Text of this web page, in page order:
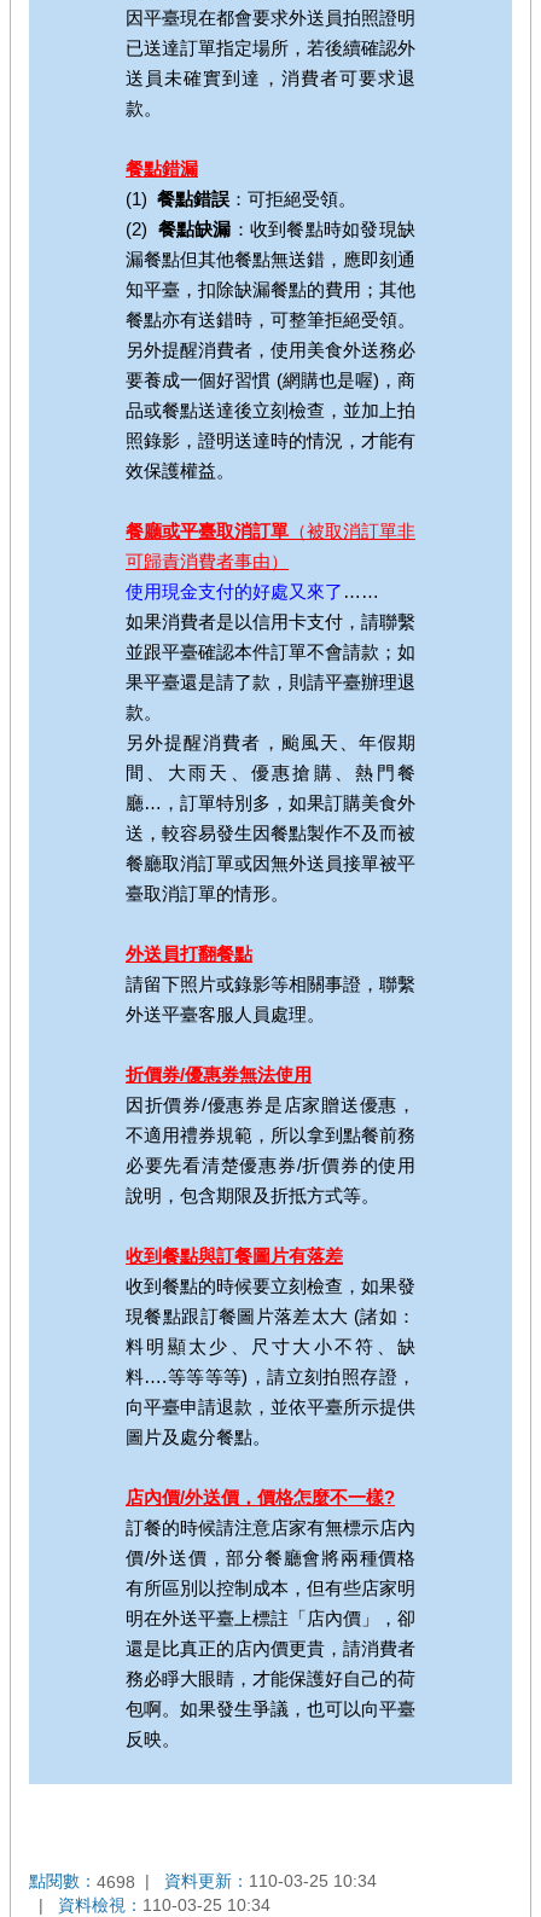
因平臺現在都會要求外送員拍照證明
已送達訂單指定場所，若後續確認外
送員未確實到達，消費者可要求退
款。
餐點錯漏
(1) 餐點錯誤 ：可拒絕受領。
(2) 餐點缺漏 ：收到餐點時如發現缺
漏餐點但其他餐點無送錯，應即刻通
知平臺，扣除缺漏餐點的費用；其他
餐點亦有送錯時，可整筆拒絕受領。
另外提醒消費者，使用美食外送務必
要養成一個好習慣 (網購也是喔)，商
品或餐點送達後立刻檢查，並加上拍
照錄影，證明送達時的情況，才能有
效保護權益。
餐廳或平臺取消訂單 （被取消訂單非
可歸責消費者事由）
使用現金支付的好處又來了 ……
如果消費者是以信用卡支付，請聯繫
並跟平臺確認本件訂單不會請款；如
果平臺還是請了款，則請平臺辦理退
款。
另外提醒消費者，颱風天、年假期
間、大雨天、優惠搶購、熱門餐
廳…，訂單特別多，如果訂購美食外
送，較容易發生因餐點製作不及而被
餐廳取消訂單或因無外送員接單被平
臺取消訂單的情形。
外送員打翻餐點
請留下照片或錄影等相關事證，聯繫
外送平臺客服人員處理。
折價券/優惠券無法使用
因折價券/優惠券是店家贈送優惠，
不適用禮券規範，所以拿到點餐前務
必要先看清楚優惠券/折價券的使用
說明，包含期限及折抵方式等。
收到餐點與訂餐圖片有落差
收到餐點的時候要立刻檢查，如果發
現餐點跟訂餐圖片落差太大 (諸如：
料明顯太少、尺寸大小不符、缺
料….等等等等)，請立刻拍照存證，
向平臺申請退款，並依平臺所示提供
圖片及處分餐點。
店內價/外送價，價格怎麼不一樣?
訂餐的時候請注意店家有無標示店內
價/外送價，部分餐廳會將兩種價格
有所區別以控制成本，但有些店家明
明在外送平臺上標註「店內價」，卻
還是比真正的店內價更貴，請消費者
務必睜大眼睛，才能保護好自己的荷
包啊。如果發生爭議，也可以向平臺
反映。
點閱數： 4698 資料更新： 110-03-25 10:34
資料檢視： 110-03-25 10:34